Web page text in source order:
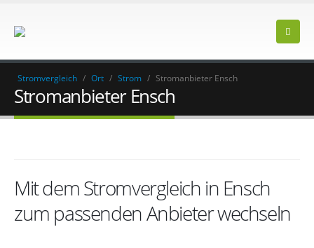
Stromvergleich / Ort / Strom / Stromanbieter Ensch
Stromanbieter Ensch
Mit dem Stromvergleich in Ensch
zum passenden Anbieter wechseln